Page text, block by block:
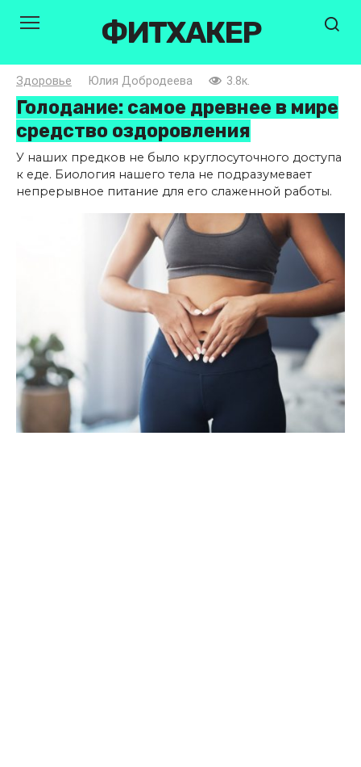
ФИТХАКЕР
Здоровье Юлия Добродеева 3.8к.
Голодание: самое древнее в мире
средство оздоровления
У наших предков не было круглосуточного доступа
к еде. Биология нашего тела не подразумевает
непрерывное питание для его слаженной работы.